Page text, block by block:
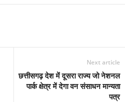
Next article
छत्तीसगढ़ देश में दूसरा राज्य जो नेशनल
पार्क क्षेत्र में देगा वन संसाधन मान्यता
पत्र